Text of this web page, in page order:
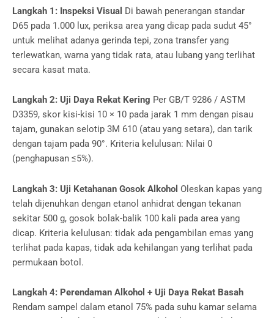
Langkah 1: Inspeksi Visual Di bawah penerangan standar
D65 pada 1.000 lux, periksa area yang dicap pada sudut 45°
untuk melihat adanya gerinda tepi, zona transfer yang
terlewatkan, warna yang tidak rata, atau lubang yang terlihat
secara kasat mata.
Langkah 2: Uji Daya Rekat Kering Per GB/T 9286 / ASTM
D3359, skor kisi-kisi 10 × 10 pada jarak 1 mm dengan pisau
tajam, gunakan selotip 3M 610 (atau yang setara), dan tarik
dengan tajam pada 90°. Kriteria kelulusan: Nilai 0
(penghapusan ≤5%).
Langkah 3: Uji Ketahanan Gosok Alkohol Oleskan kapas yang
telah dijenuhkan dengan etanol anhidrat dengan tekanan
sekitar 500 g, gosok bolak-balik 100 kali pada area yang
dicap. Kriteria kelulusan: tidak ada pengambilan emas yang
terlihat pada kapas, tidak ada kehilangan yang terlihat pada
permukaan botol.
Langkah 4: Perendaman Alkohol + Uji Daya Rekat Basah
Rendam sampel dalam etanol 75% pada suhu kamar selama